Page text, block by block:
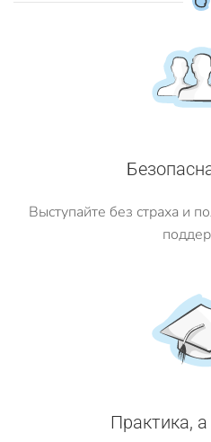
Выступайте без страха и
Практика,